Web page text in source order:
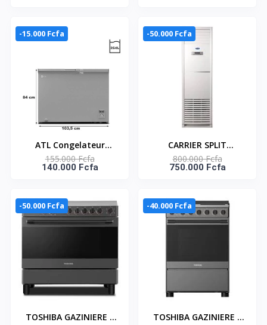
-15.000 Fcfa
ATL Congelateur
Horizontal – CFATL-
370 - 254L/ 01 Porte/
Inox - Argent
155.000 Fcfa
140.000 Fcfa
-50.000 Fcfa
CARRIER SPLIT
ARMOIRE 36000 BTU
UNITE EXTERIEUR
42KFL036CT
800.000 Fcfa
750.000 Fcfa
-50.000 Fcfa
TOSHIBA GAZINIERE 5
-40.000 Fcfa
TOSHIBA GAZINIERE 4